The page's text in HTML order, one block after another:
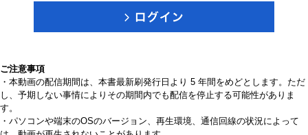
ご注意事項
・本動画の配信期間は、本書最新刷発行日より 5 年間をめどとします。ただ
し、予期しない事情によりその期間内でも配信を停止する可能性がありま
す。
・パソコンや端末のOSのバージョン、再生環境、通信回線の状況によって